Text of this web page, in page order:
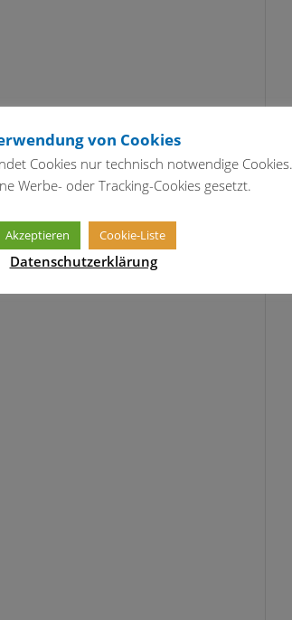
von Cookies
Cookies nur technisch notwendige Cookies.
Werbe- oder Tracking-Cookies gesetzt.
Akzeptieren Cookie-Liste
Datenschutzerklärung